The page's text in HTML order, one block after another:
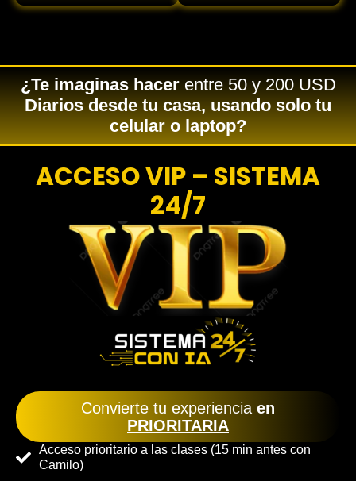
¿Te imaginas hacerentre 50 y 200 USD
Diarios desde tu casa, usando solo tu
celular o laptop?
ACCESO VIP – SISTEMA
24/7
Convierte tu experiencia en
PRIORITARIA
Acceso prioritario a las clases (15 min antes con
Camilo)